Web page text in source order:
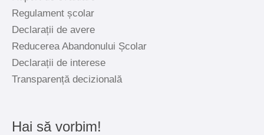
Regulament școlar
Declarații de avere
Reducerea Abandonului Școlar
Declarații de interese
Transparență decizională
Hai să vorbim!